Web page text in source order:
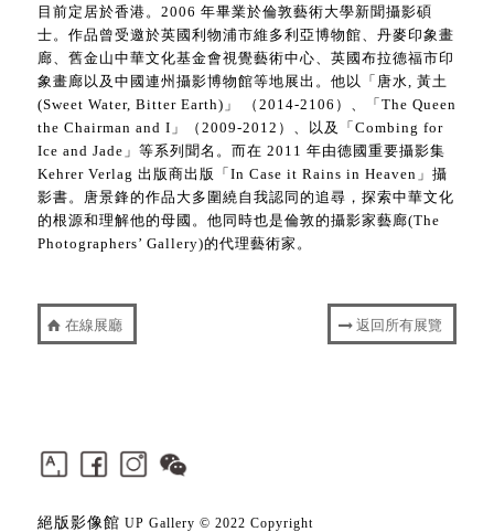
目前定居於香港。2006 年畢業於倫敦藝術大學新聞攝影碩
士。作品曾受邀於英國利物浦市維多利亞博物館、丹麥印象畫
廊、舊金山中華文化基金會視覺藝術中心、英國布拉德福市印
象畫廊以及中國連州攝影博物館等地展出。他以「唐水, 黃土
(Sweet Water, Bitter Earth)」 （2014-2106）、「The Queen
the Chairman and I」（2009-2012）、以及「Combing for
Ice and Jade」等系列聞名。而在 2011 年由德國重要攝影集
Kehrer Verlag 出版商出版「In Case it Rains in Heaven」攝
影書。唐景鋒的作品大多圍繞自我認同的追尋，探索中華文化
的根源和理解他的母國。他同時也是倫敦的攝影家藝廊(The
Photographers’ Gallery)的代理藝術家。
在線展廳 返回所有展覽
絕版影像館 UP Gallery © 2022 Copyright